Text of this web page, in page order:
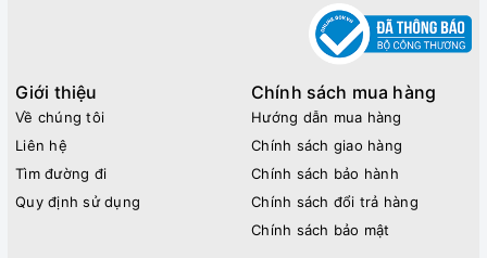
Giới thiệu
Về chúng tôi
Liên hệ
Tìm đường đi
Quy định sử dụng
Chính sách mua hàng
Hướng dẫn mua hàng
Chính sách giao hàng
Chính sách bảo hành
Chính sách đổi trả hàng
Chính sách bảo mật